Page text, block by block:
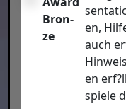
Bron­
ze
en,
auch
en
spie­le